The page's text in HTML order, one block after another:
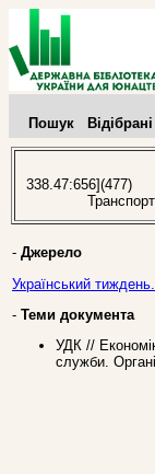
Пошук Відібрані
338.47:656](477)
- Джерело
Український
- Теми документа
УДК //
служби.